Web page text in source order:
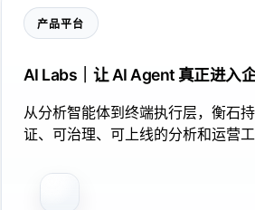
产品平台
AI Labs｜让 AI Agent 真正进入
从分析智能体到终端执行层，衡石
证、可治理、可上线的分析和运营工